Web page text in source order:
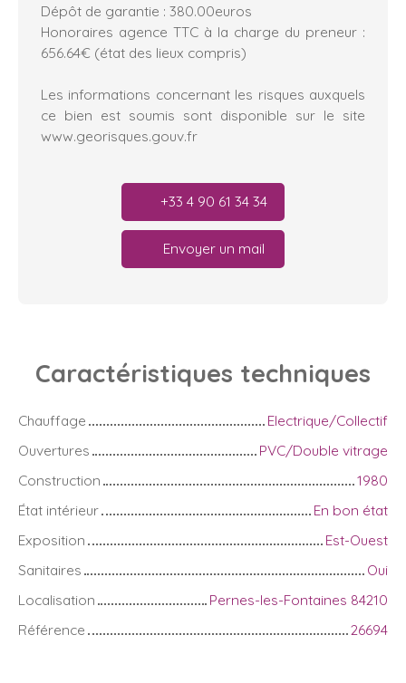
Dépôt de garantie : 380.00euros
Honoraires agence TTC à la charge du preneur :
656.64€ (état des lieux compris)
Les informations concernant les risques auxquels
ce bien est soumis sont disponible sur le site
www.georisques.gouv.fr
+33 4 90 61 34 34
Envoyer un mail
Caractéristiques techniques
Chauffage
Electrique/Collectif
Ouvertures
PVC/Double vitrage
Construction
1980
État intérieur
En bon état
Exposition
Est-Ouest
Sanitaires
Oui
Localisation
Pernes-les-Fontaines 84210
Référence
26694